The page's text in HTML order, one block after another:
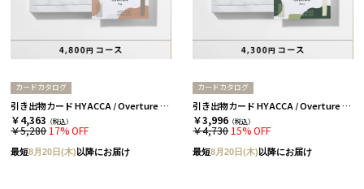
カードカタログ
引き出物カード HYACCA / Overture / 2品セレクト / フォグ 【引き出物宅配】
￥4,363 （税込）
￥5,280 17% OFF
最短8月20日(木) 以降にお届け
カードカタログ
引き出物カード HYACCA / Overture / 2品セレクト / モス 【引き出物宅配】
￥3,996 （税込）
￥4,730 15% OFF
最短8月20日(木) 以降にお届け